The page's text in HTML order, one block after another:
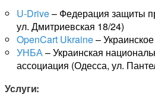
U-Drive– Федерация защиты
ул. Дмитриевская 18/24)
OpenCart Ukraine–
УНБА– Украинская
ассоциация (Одесса, ул.
Услуги: